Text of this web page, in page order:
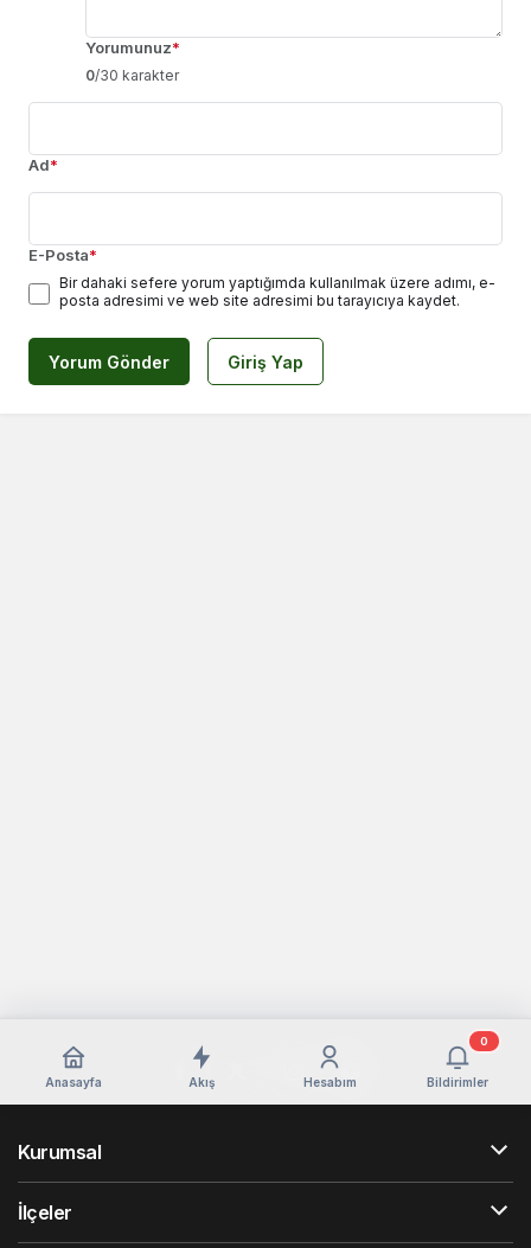
Yorumunuz*
0/30 karakter
Ad*
E-Posta*
Bir dahaki sefere yorum yaptığımda kullanılmak üzere adımı, e-
posta adresimi ve web site adresimi bu tarayıcıya kaydet.
Yorum Gönder Giriş Yap
Anasayfa Akış Hesabım Bildirimler
0
Kurumsal
İlçeler